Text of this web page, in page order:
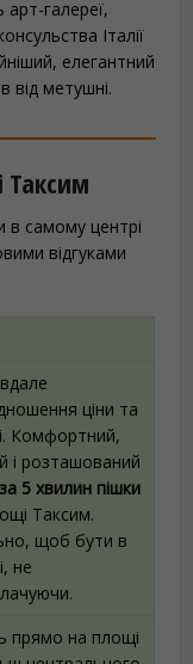
галереї,
Італії
елегантний
від метушні.
Таксим
в самому центрі
відгуками
ціни та
Комфортний,
і розташований
за 5 хвилин пішки
Таксим.
щоб бути в
не
прямо на площі